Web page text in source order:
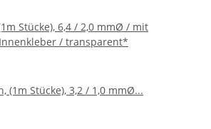
Stücke), 6,4 / 2,0 mmØ / mit
/ transparent*